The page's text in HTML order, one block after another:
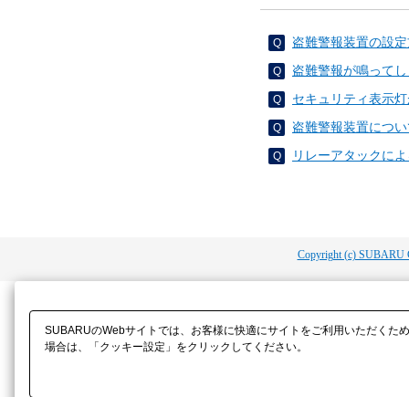
盗難警報装置の設
盗難警報が鳴って
セキュリティ表示
盗難警報装置につ
リレーアタックに
Copyright (c) SUBARU
SUBARUのWebサイトでは、お客様に快適にサイトをご利用いただく
場合は、「クッキー設定」をクリックしてください。​